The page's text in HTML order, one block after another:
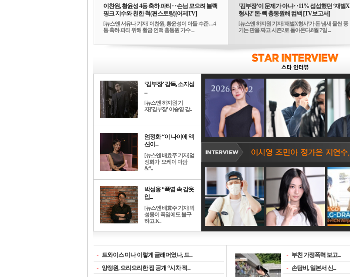
이찬원, 황윤성 4등 축하 파티‥손님 모으려 블랙
핑크 지수와 친한 척(편스토랑)[어제TV]
[뉴스엔 서유나 기자]'이찬원, 황윤성이 아들 수준…4
등 축하 파티 위해 황금 인맥 총동원'가수 ...
‘김부장’이 문제가 아냐‥11% 섭섭했던 ‘재벌X
형사2’ 돈·빽 총동원해 컴백 [TV보고서]
[뉴스엔 하지원 기자]'재벌X형사'가 돈 냄새 물씬 풍
기는 판을 짜고 시즌2로 돌아온다.8월 7일 ...
‘김부장’ 감독, 소지섭
...
[뉴스엔 하지원 기
자]'김부장' 이승영 감..
엄정화 “이 나이에 액
션이...
[뉴스엔 배효주 기자]엄
정화가 '오케이 마담
&#..
박성웅 “폭염 속 갑옷
입...
[뉴스엔 배효주 기자]박
성웅이 폭염에도 불구
하고 K..
- 트와이스 미나 이렇게 글래머였나, 드...
- 양정원, 으리으리한 집 공개 “시차 적...
- 부친 가정폭력 보고...
- 손담비, 일본서 신...